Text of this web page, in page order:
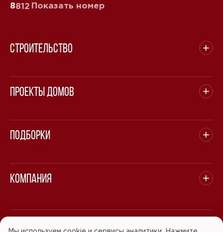
8812 Показать номер
Строительство
Проекты домов
Подборки
Компания
© 2008 - 2026 ООО "БАСТЭН". Все права защищены.